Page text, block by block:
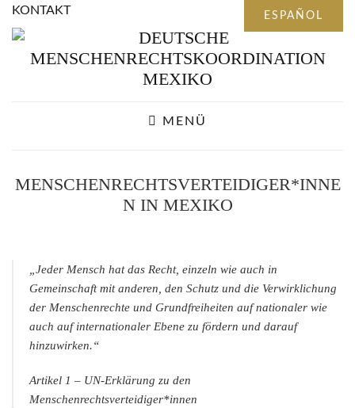
KONTAKT
MENÜ
MENSCHENRECHTSVERTEIDIGER*INNE
N IN MEXIKO
„Jeder Mensch hat das Recht, einzeln wie auch in
Gemeinschaft mit anderen, den Schutz und die Verwirklichung
der Menschenrechte und Grundfreiheiten auf nationaler wie
auch auf internationaler Ebene zu fördern und darauf
hinzuwirken.“
Artikel 1 – UN-Erklärung zu den
Menschenrechtsverteidiger*innen